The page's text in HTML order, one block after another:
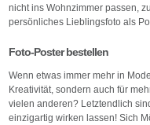
nicht ins Wohnzimmer passen,
persönliches Lieblingsfoto als
Foto-Poster bestellen
Wenn etwas immer mehr in
Kreativität, sondern auch für
vielen anderen? Letztendlich
einzigartig wirken lassen! Sich